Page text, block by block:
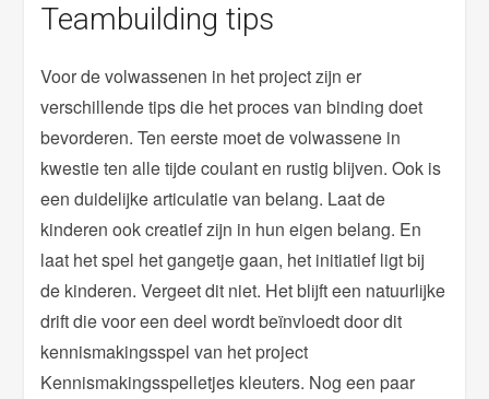
Teambuilding tips
Voor de volwassenen in het project zijn er
verschillende tips die het proces van binding doet
bevorderen. Ten eerste moet de volwassene in
kwestie ten alle tijde coulant en rustig blijven. Ook is
een duidelijke articulatie van belang. Laat de
kinderen ook creatief zijn in hun eigen belang. En
laat het spel het gangetje gaan, het initiatief ligt bij
de kinderen. Vergeet dit niet. Het blijft een natuurlijke
drift die voor een deel wordt beïnvloedt door dit
kennismakingsspel van het project
Kennismakingsspelletjes kleuters. Nog een paar